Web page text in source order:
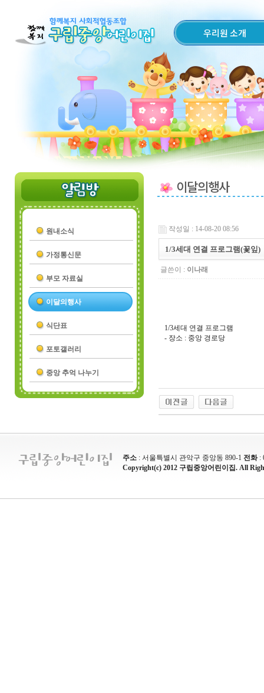
우리원 소개
원내소식
가정통신문
부모 자료실
이달의행사
식단표
포토갤러리
중앙 추억 나누기
이달의행사
작성일 : 14-08-20 08:56
1/3세대 연결 프로그램(꽃잎)
글쓴이 : 이나래
1/3세대 연결 프로그램
- 장소 : 중앙 경로당
주소 : 서울특별시 관악구 중앙동 890-1 전화:
Copyright(c) 2012 구립중앙어린이집. All